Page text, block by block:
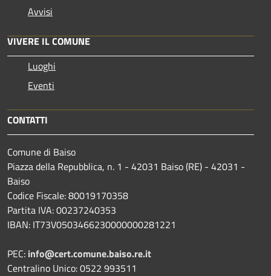
Avvisi
VIVERE IL COMUNE
Luoghi
Eventi
CONTATTI
Comune di Baiso
Piazza della Repubblica, n. 1 - 42031 Baiso (RE) - 42031 -
Baiso
Codice Fiscale: 80019170358
Partita IVA: 00237240353
IBAN: IT73V0503466230000000281221
PEC: info@cert.comune.baiso.re.it
Centralino Unico: 0522 993511